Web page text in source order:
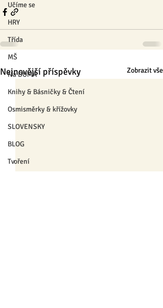
Učíme se
HRY
Třída
MŠ
Na DOMA
Knihy & Básničky & Čtení
Osmisměrky & křížovky
SLOVENSKY
BLOG
Tvoření
Nejnovější příspěvky Zobrazit vše